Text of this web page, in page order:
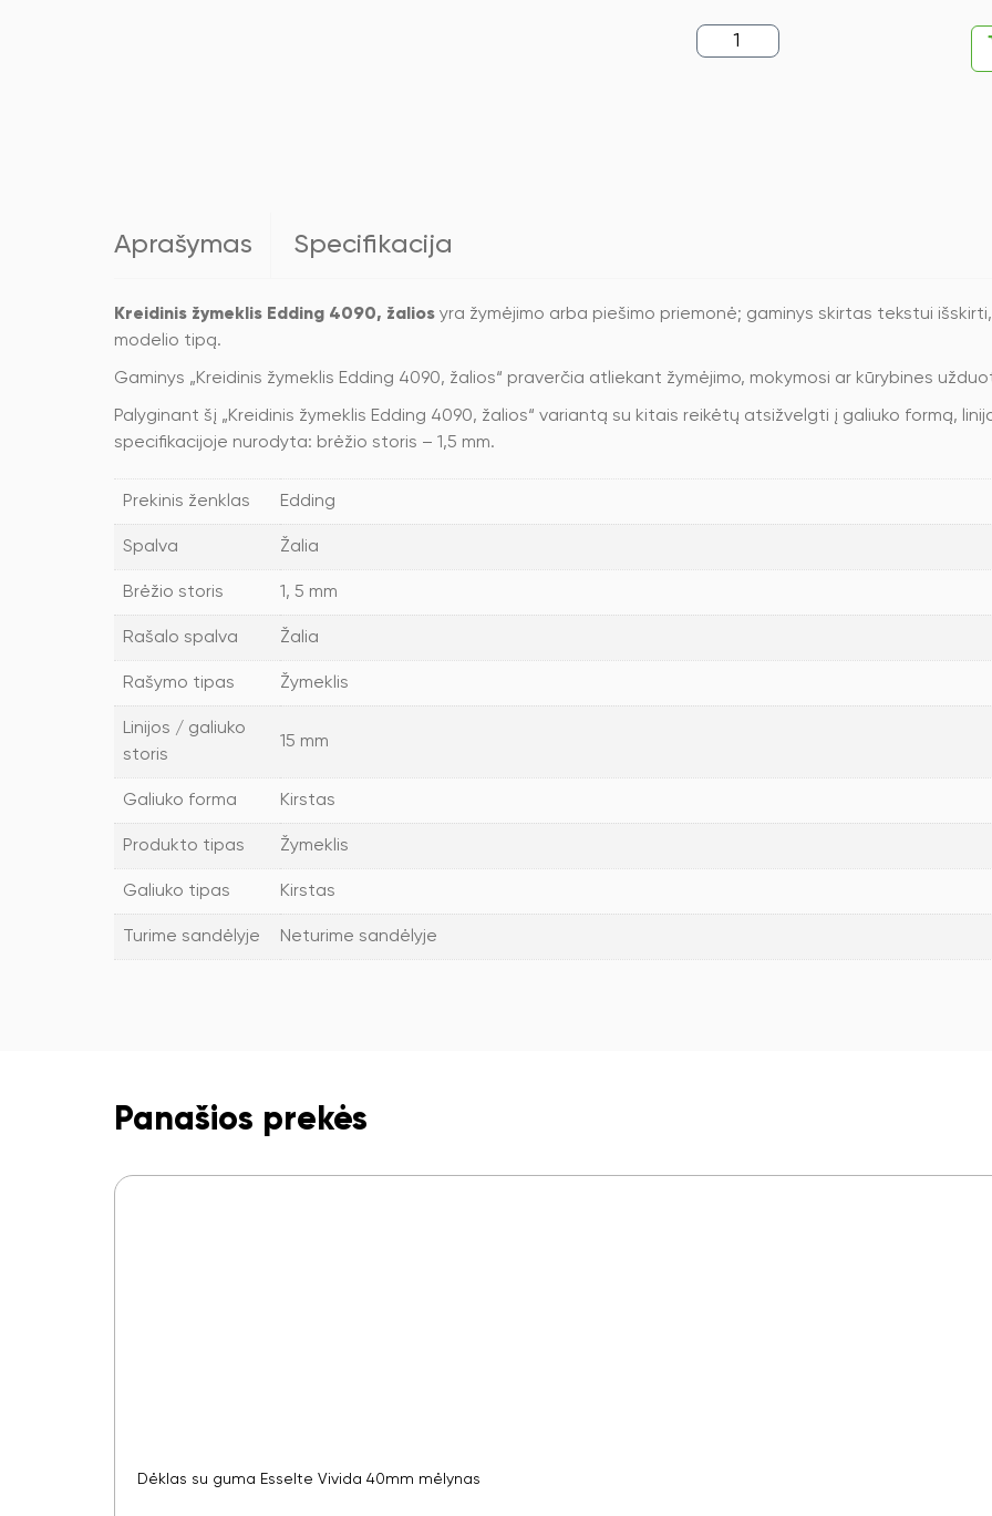
produkto
kiekis:
Aprašymas Specifikacija
Kreidinis žymeklis Edding 4090, žalios yra žymėjimo arba piešimo priemonė; gaminys skirtas tekstui
modelio tipą.
Gaminys „Kreidinis žymeklis Edding 4090, žalios“ praverčia atliekant žymėjimo, mokymosi ar kūrybines
Palyginant šį „Kreidinis žymeklis Edding 4090, žalios“ variantą su kitais reikėtų atsižvelgti į galiuko formą,
specifikacijoje nurodyta: brėžio storis – 1,5 mm.
Prekinis ženklas Edding
Spalva Žalia
Brėžio storis 1, 5 mm
Rašalo spalva Žalia
Rašymo tipas Žymeklis
Linijos / galiuko
storis
15 mm
Galiuko forma Kirstas
Produkto tipas Žymeklis
Galiuko tipas Kirstas
Turime sandėlyje Neturime sandėlyje
Panašios prekės
Dėklas su guma Esselte Vivida 40mm mėlynas